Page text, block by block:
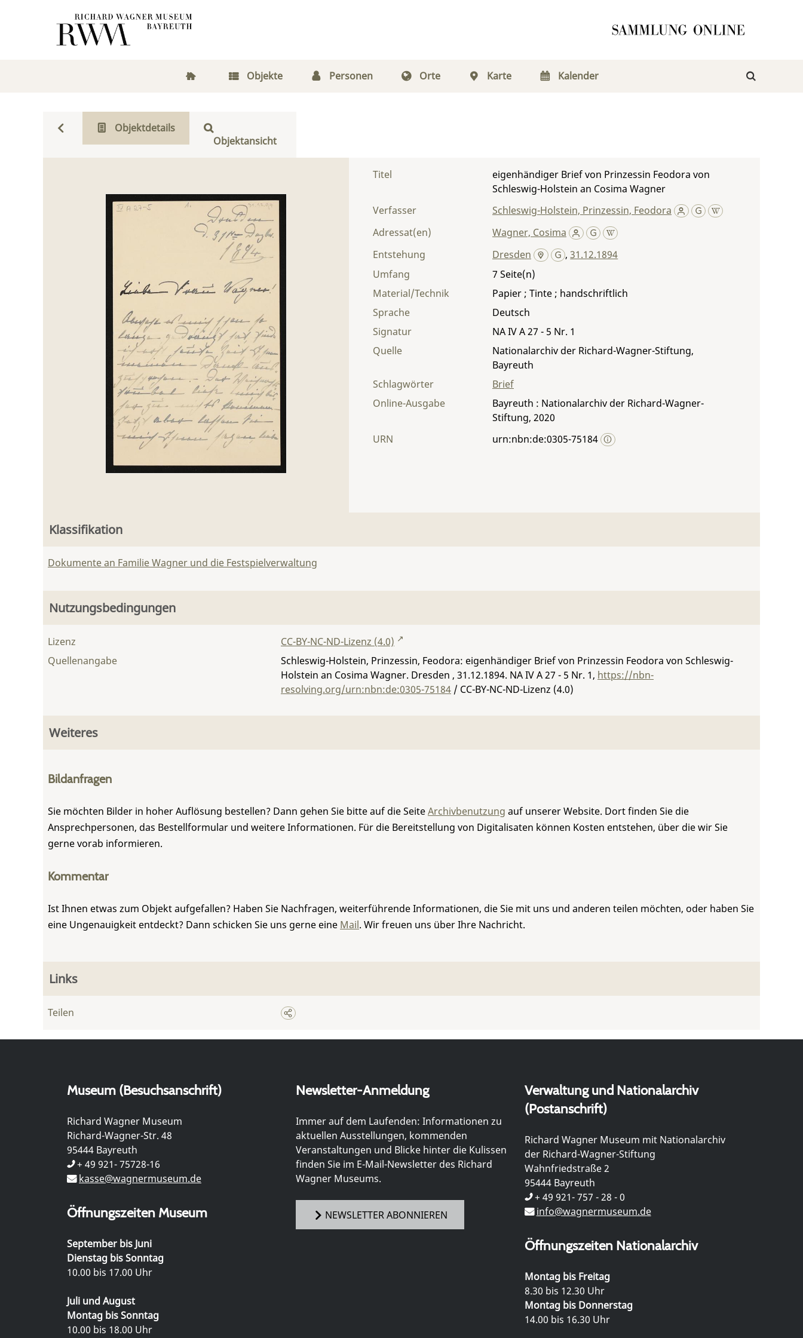
Objekte Personen Orte Karte Kalender
Objektdetails
Objektansicht
Titel
eigenhändiger Brief von Prinzessin Feodora von
Schleswig-Holstein an Cosima Wagner
Verfasser
Schleswig-Holstein, Prinzessin, Feodora
Adressat(en)
Wagner, Cosima
Entstehung
Dresden ,31.12.1894
Umfang
7
Material/Technik
Papier ; Tinte ; handschriftlich
Sprache
Deutsch
Signatur
NA IV A 27 - 5 Nr. 1
Quelle
Nationalarchiv der Richard-Wagner-Stiftung,
Bayreuth
Schlagwörter
Brief
Online-Ausgabe
Bayreuth : Nationalarchiv der Richard-Wagner-
Stiftung, 2020
URN
urn:nbn:de:0305-75184
Klassifikation
Dokumente an Familie Wagner und die Festspielverwaltung
Nutzungsbedingungen
Lizenz
CC-BY-NC-ND-Lizenz (4.0)
Quellenangabe
Schleswig-Holstein, Prinzessin, Feodora: eigenhändiger Brief von Prinzessin Feodora von Schleswig-
Holstein an Cosima Wagner. Dresden , 31.12.1894. NA IV A 27 - 5 Nr. 1, https://nbn-
resolving.org/urn:nbn:de:0305-75184 / CC-BY-NC-ND-Lizenz (4.0)
Weiteres
Bildanfragen
Sie möchten Bilder in hoher Auflösung bestellen? Dann gehen Sie bitte auf die SeiteArchivbenutzung auf unserer Website. Dort finden Sie die
Ansprechpersonen, das Bestellformular und weitere Informationen. Für die Bereitstellung von Digitalisaten können Kosten entstehen, über die wir Sie
gerne vorab informieren.
Kommentar
Ist Ihnen etwas zum Objekt aufgefallen? Haben Sie Nachfragen, weiterführende Informationen, die Sie mit uns und anderen teilen möchten, oder haben Sie
eine Ungenauigkeit entdeckt? Dann schicken Sie uns gerne eine Mail. Wir freuen uns über Ihre Nachricht.
Links
Teilen
Museum (Besuchsanschrift)
Richard Wagner Museum
Richard-Wagner-Str. 48
95444 Bayreuth
+ 49 921- 75728-16
kasse@wagnermuseum.de
Öffnungszeiten Museum
September bis Juni
Dienstag bis Sonntag
10.00 bis 17.00 Uhr
Juli und August
Montag bis Sonntag
10.00 bis 18.00 Uhr
Newsletter-Anmeldung
Immer auf dem Laufenden: Informationen zu
aktuellen Ausstellungen, kommenden
Veranstaltungen und Blicke hinter die Kulissen
finden Sie im E-Mail-Newsletter des Richard
Wagner Museums.
NEWSLETTER ABONNIEREN
Verwaltung und Nationalarchiv
(Postanschrift)
Richard Wagner Museum mit Nationalarchiv
der Richard-Wagner-Stiftung
Wahnfriedstraße 2
95444 Bayreuth
+ 49 921- 757 - 28 - 0
info@wagnermuseum.de
Öffnungszeiten Nationalarchiv
Montag bis Freitag
8.30 bis 12.30 Uhr
Montag bis Donnerstag
14.00 bis 16.30 Uhr